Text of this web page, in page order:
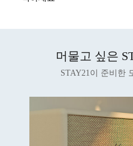
머물고 싶은
STAY21이 준비한